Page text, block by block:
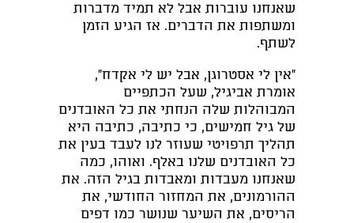
שאנחנו עוברות אבל לא תמיד מדברות
ומשתפות את הדברים. אז הגיע הזמן
לשתף.
"אין לי אסטרוגן, אבל יש לי אקדח",
אומרת אביגיל, שעל הכתפיים
המבוהלות שלה הנחתי את כל האובדנים
של גיל חמישים, כי כתיבה, כתיבה היא
תהליך תרפויטי שעוזר לנו לעבד בעין את
כל האובדנים שלנו באלף. ואוהו, כמה
שאנחנו מעבדות ומאבדות בגיל הזה. את
ההורמונים, את המחזור החודשי, את
הריסים, את השיער שנושר כמו דפים